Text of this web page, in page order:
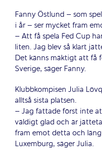
Fanny Östlund – som
i år – ser mycket fram
– Att få spela Fed Cup
liten. Jag blev så klart
Det känns mäktigt att få
Sverige, säger Fanny.
Klubbkompisen Julia
alltså sista platsen.
– Jag fattade först inte
väldigt glad och är
fram emot detta och
Luxemburg, säger Julia.